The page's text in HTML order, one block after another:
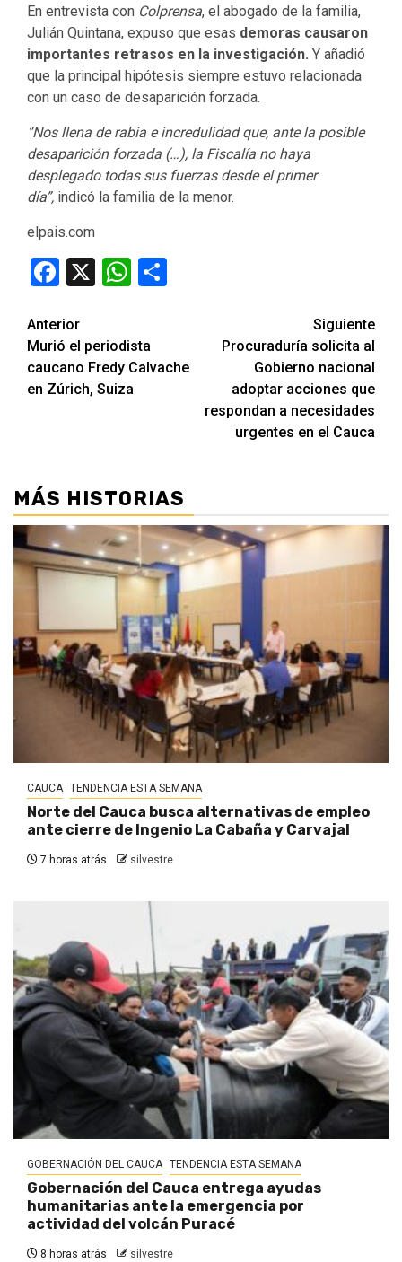
En entrevista con Colprensa, el abogado de la familia,
Julián Quintana, expuso que esas demoras causaron
importantes retrasos en la investigación. Y añadió
que la principal hipótesis siempre estuvo relacionada
con un caso de desaparición forzada.
“Nos llena de rabia e incredulidad que, ante la posible
desaparición forzada (…), la Fiscalía no haya
desplegado todas sus fuerzas desde el primer
día”, indicó la familia de la menor.
elpais.com
Facebook
X WhatsApp
Seguir
leyendo
Anterior
Murió el periodista
caucano Fredy Calvache
en Zúrich, Suiza
Siguiente
Procuraduría solicita al
Gobierno nacional
adoptar acciones que
respondan a necesidades
urgentes en el Cauca
MÁS HISTORIAS
CAUCA TENDENCIA ESTA SEMANA
Norte del Cauca busca alternativas de empleo
ante cierre de Ingenio La Cabaña y Carvajal
7 horas atrás silvestre
GOBERNACIÓN DEL CAUCA TENDENCIA ESTA SEMANA
Gobernación del Cauca entrega ayudas
humanitarias ante la emergencia por
actividad del volcán Puracé
8 horas atrás silvestre